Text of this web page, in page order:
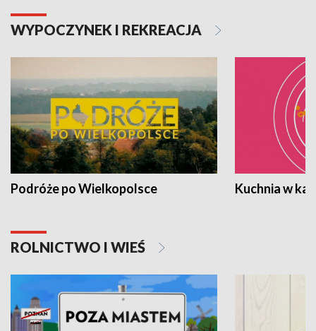
WYPOCZYNEK I REKREACJA
Podróże po Wielkopolsce Kuchnia w
ROLNICTWO I WIEŚ